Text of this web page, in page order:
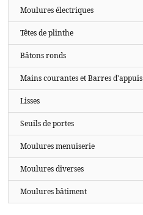
Moulures électriques
Têtes de plinthe
Bâtons ronds
Mains courantes et Barres d'appuis
Lisses
Seuils de portes
Moulures menuiserie
Moulures diverses
Moulures bâtiment